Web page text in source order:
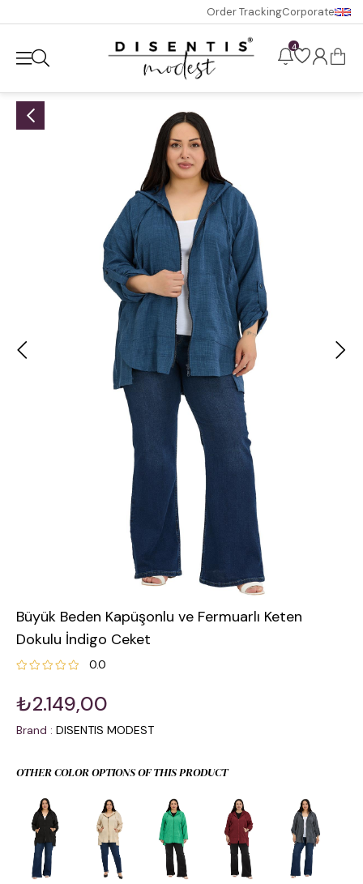
Order TrackingCorporate
4
Büyük Beden Kapüşonlu ve Fermuarlı Keten
Dokulu İndigo Ceket
0.0
₺2.149,00
Brand : DISENTIS MODEST
OTHER COLOR OPTIONS OF THIS PRODUCT